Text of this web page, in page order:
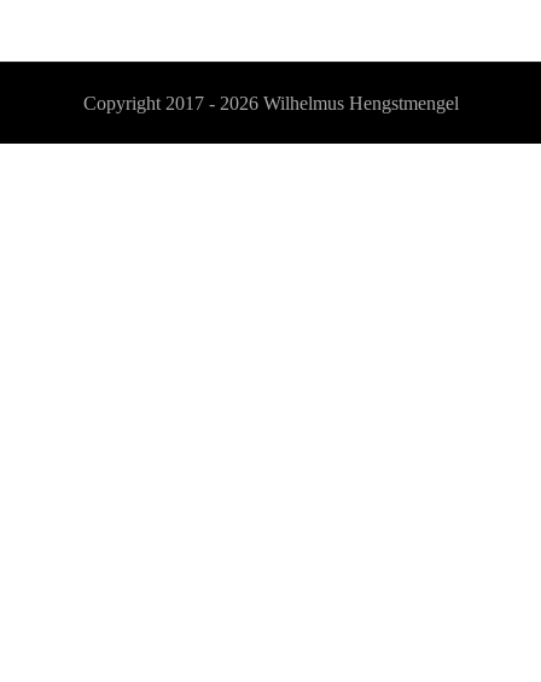
Copyright 2017 - 2026 Wilhelmus Hengstmengel